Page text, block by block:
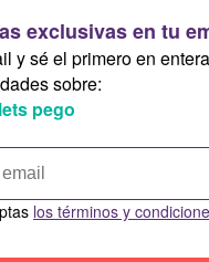
la Marina Alta
y sé el primero en
sobre:
pego
los términos y